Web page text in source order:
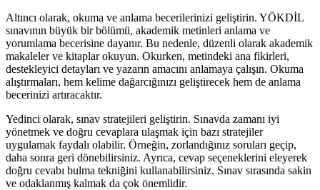
Altıncı olarak, okuma ve anlama becerilerinizi geliştirin. YÖKDİL
sınavının büyük bir bölümü, akademik metinleri anlama ve
yorumlama becerisine dayanır. Bu nedenle, düzenli olarak akademik
makaleler ve kitaplar okuyun. Okurken, metindeki ana fikirleri,
destekleyici detayları ve yazarın amacını anlamaya çalışın. Okuma
alıştırmaları, hem kelime dağarcığınızı geliştirecek hem de anlama
becerinizi artıracaktır.
Yedinci olarak, sınav stratejileri geliştirin. Sınavda zamanı iyi
yönetmek ve doğru cevaplara ulaşmak için bazı stratejiler
uygulamak faydalı olabilir. Örneğin, zorlandığınız soruları geçip,
daha sonra geri dönebilirsiniz. Ayrıca, cevap seçeneklerini eleyerek
doğru cevabı bulma tekniğini kullanabilirsiniz. Sınav sırasında sakin
ve odaklanmış kalmak da çok önemlidir.